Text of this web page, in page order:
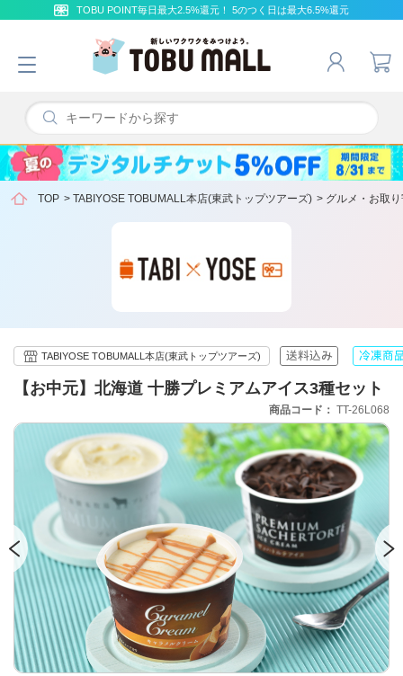
TOBU POINT毎日最大2.5%還元！ 5のつく日は最大6.5%還元
TOP > TABIYOSE TOBUMALL本店(東武トップツアーズ) > グルメ・お取
【お中元】北海道 十勝プレミアムアイス3種セット
TABIYOSE TOBUMALL本店(東武トップツアーズ)
商品コード TT-26L068